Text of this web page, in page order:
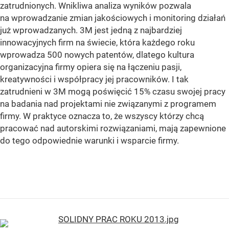
zatrudnionych. Wnikliwa analiza wyników pozwala
na wprowadzanie zmian jakościowych i monitoring działań
już wprowadzanych. 3M jest jedną z najbardziej
innowacyjnych firm na świecie, która każdego roku
wprowadza 500 nowych patentów, dlatego kultura
organizacyjna firmy opiera się na łączeniu pasji,
kreatywności i współpracy jej pracowników. I tak
zatrudnieni w 3M mogą poświęcić 15% czasu swojej pracy
na badania nad projektami nie związanymi z programem
firmy. W praktyce oznacza to, że wszyscy którzy chcą
pracować nad autorskimi rozwiązaniami, mają zapewnione
do tego odpowiednie warunki i wsparcie firmy.